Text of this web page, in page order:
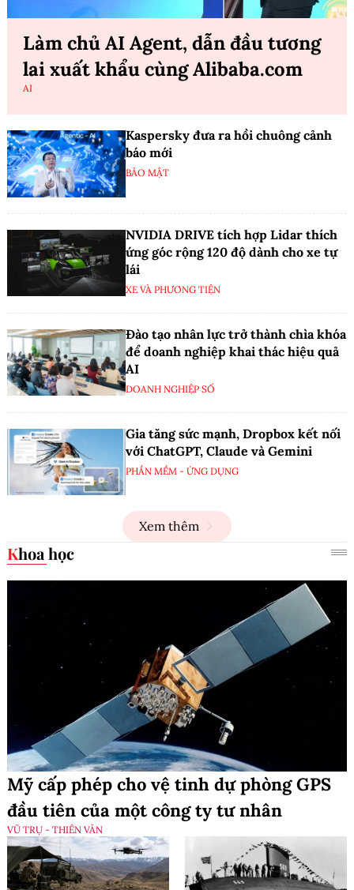
Làm chủ AI Agent, dẫn đầu tương
lai xuất khẩu cùng Alibaba.com
AI
Kaspersky đưa ra hồi chuông cảnh
báo mới
BẢO MẬT
NVIDIA DRIVE tích hợp Lidar thích
ứng góc rộng 120 độ dành cho xe tự
lái
XE VÀ PHƯƠNG TIỆN
Đào tạo nhân lực trở thành chìa khóa
để doanh nghiệp khai thác hiệu quả
AI
DOANH NGHIỆP SỐ
Gia tăng sức mạnh, Dropbox kết nối
với ChatGPT, Claude và Gemini
PHẦN MỀM - ỨNG DỤNG
Xem thêm
Khoa học
Mỹ cấp phép cho vệ tinh dự phòng GPS
đầu tiên của một công ty tư nhân
VŨ TRỤ - THIÊN VĂN